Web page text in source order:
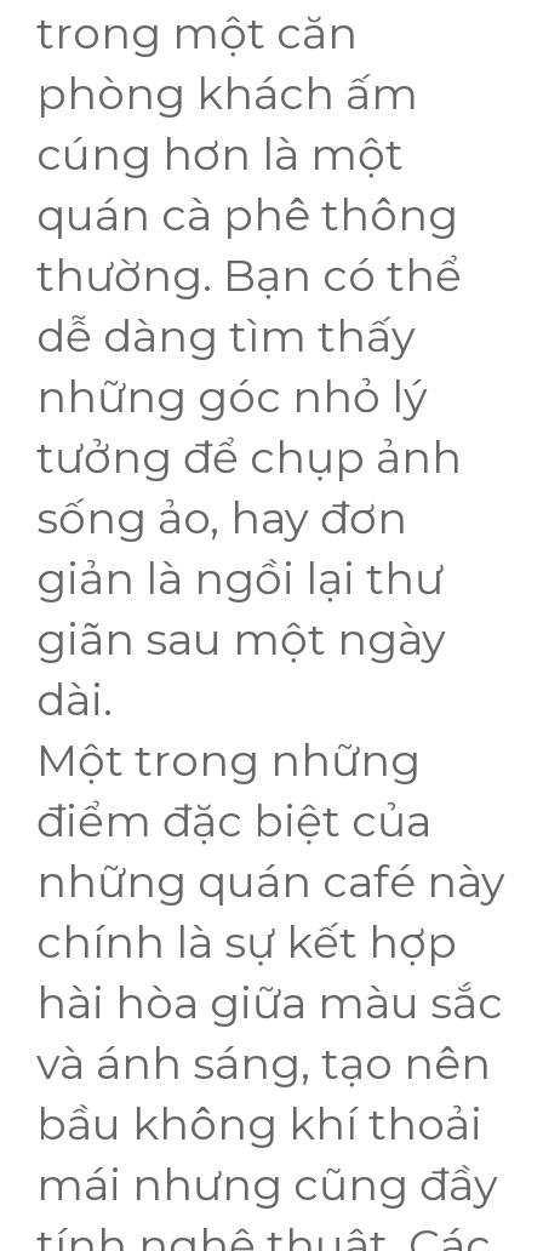
trong một căn
phòng khách ấm
cúng hơn là một
quán cà phê thông
thường. Bạn có thể
dễ dàng tìm thấy
những góc nhỏ lý
tưởng để chụp ảnh
sống ảo, hay đơn
giản là ngồi lại thư
giãn sau một ngày
dài.
Một trong những
điểm đặc biệt của
những quán café này
chính là sự kết hợp
hài hòa giữa màu sắc
và ánh sáng, tạo nên
bầu không khí thoải
mái nhưng cũng đầy